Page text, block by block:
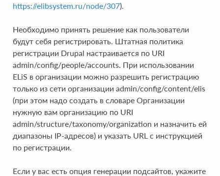
https://elibsystem.ru/node/307).
Необходимо принять решение как пользователи
будут себя регистрировать. Штатная политика
регистрации Drupal настраивается по URI
admin/config/people/accounts. При использовании
ELiS в организации можно разрешить регистрацию
только из сети организации admin/config/content/elis
(при этом надо создать в словаре Организации
нужную вам организацию по URI
admin/structure/taxonomy/organization и назначить ей
диапазоны IP-адресов) и указать URL с инструкцией
по регистрации.
Если у вас есть опция генерации подсайтов, укажите